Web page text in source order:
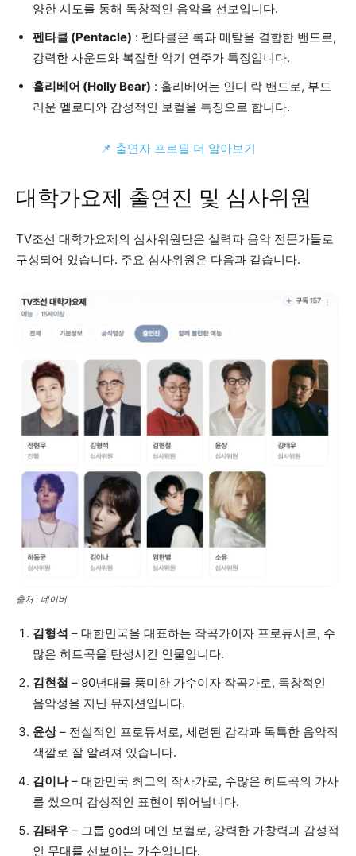
양한 시도를 통해 독창적인 음악을 선보입니다.
펜타클 (Pentacle) : 펜타클은 록과 메탈을 결합한 밴드로,
강력한 사운드와 복잡한 악기 연주가 특징입니다.
홀리베어 (Holly Bear) : 홀리베어는 인디 락 밴드로, 부드
러운 멜로디와 감성적인 보컬을 특징으로 합니다.
📌 출연자 프로필 더 알아보기
대학가요제 출연진 및 심사위원
TV조선 대학가요제의 심사위원단은 실력파 음악 전문가들로
구성되어 있습니다. 주요 심사위원은 다음과 같습니다.
출처 : 네이버
김형석 – 대한민국을 대표하는 작곡가이자 프로듀서로, 수
많은 히트곡을 탄생시킨 인물입니다.
김현철 – 90년대를 풍미한 가수이자 작곡가로, 독창적인
음악성을 지닌 뮤지션입니다.
윤상– 전설적인 프로듀서로, 세련된 감각과 독특한 음악적
색깔로 잘 알려져 있습니다.
김이나– 대한민국 최고의 작사가로, 수많은 히트곡의 가사
를 썼으며 감성적인 표현이 뛰어납니다.
김태우 – 그룹 god의 메인 보컬로, 강력한 가창력과 감성적
인 무대를 선보이는 가수입니다.